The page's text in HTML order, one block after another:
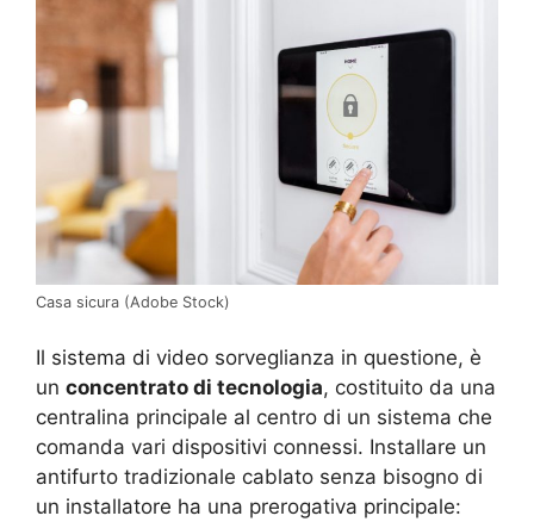
Casa sicura (Adobe Stock)
Il sistema di video sorveglianza in questione, è
un concentrato di tecnologia, costituito da una
centralina principale al centro di un sistema che
comanda vari dispositivi connessi. Installare un
antifurto tradizionale cablato senza bisogno di
un installatore ha una prerogativa principale: